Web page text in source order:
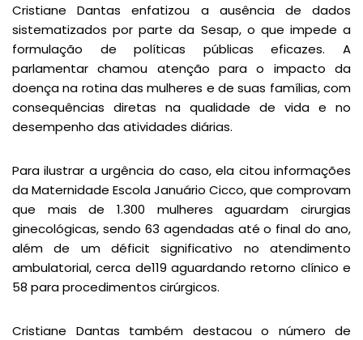
Cristiane Dantas enfatizou a ausência de dados
sistematizados por parte da Sesap, o que impede a
formulação de políticas públicas eficazes. A
parlamentar chamou atenção para o impacto da
doença na rotina das mulheres e de suas famílias, com
consequências diretas na qualidade de vida e no
desempenho das atividades diárias.
Para ilustrar a urgência do caso, ela citou informações
da Maternidade Escola Januário Cicco, que comprovam
que mais de 1.300 mulheres aguardam cirurgias
ginecológicas, sendo 63 agendadas até o final do ano,
além de um déficit significativo no atendimento
ambulatorial, cerca de119 aguardando retorno clínico e
58 para procedimentos cirúrgicos.
Cristiane Dantas também destacou o número de